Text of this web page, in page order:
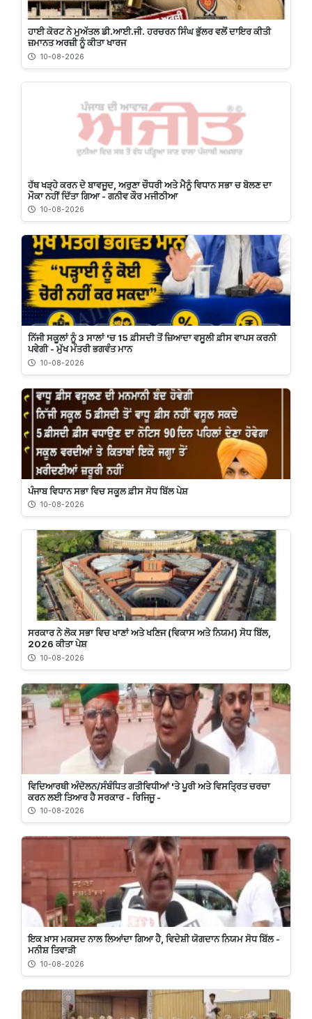
ਹਾਈ ਕੋਰਟ ਨੇ ਮੁਅੱਤਲ ਡੀ.ਆਈ.ਜੀ. ਹਰਚਰਨ ਸਿੰਘ ਭੁੱਲਰ ਵਲੋਂ ਦਾਇਰ ਕੀਤੀ
ਜ਼ਮਾਨਤ ਅਰਜ਼ੀ ਨੂੰ ਕੀਤਾ ਖਾਰਜ
10-08-2026
ਹੱਥ ਖੜ੍ਹੇ ਕਰਨ ਦੇ ਬਾਵਜੂਦ, ਅਰੁਣਾ ਚੌਧਰੀ ਅਤੇ ਮੈਨੂੰ ਵਿਧਾਨ ਸਭਾ ਚ ਬੋਲਣ ਦਾ
ਮੌਕਾ ਨਹੀਂ ਦਿੱਤਾ ਗਿਆ - ਗਨੀਵ ਕੌਰ ਮਜੀਠੀਆ
10-08-2026
ਨਿੱਜੀ ਸਕੂਲਾਂ ਨੂੰ 3 ਸਾਲਾਂ 'ਚ 15 ਫ਼ੀਸਦੀ ਤੋਂ ਜ਼ਿਆਦਾ ਵਸੂਲੀ ਫ਼ੀਸ ਵਾਪਸ ਕਰਨੀ
ਪਵੇਗੀ - ਮੁੱਖ ਮੰਤਰੀ ਭਗਵੰਤ ਮਾਨ
10-08-2026
ਪੰਜਾਬ ਵਿਧਾਨ ਸਭਾ ਵਿਚ ਸਕੂਲ ਫ਼ੀਸ ਸੋਧ ਬਿੱਲ ਪੇਸ਼
10-08-2026
ਸਰਕਾਰ ਨੇ ਲੋਕ ਸਭਾ ਵਿਚ ਖਾਣਾਂ ਅਤੇ ਖਣਿਜ (ਵਿਕਾਸ ਅਤੇ ਨਿਯਮ) ਸੋਧ ਬਿੱਲ,
2026 ਕੀਤਾ ਪੇਸ਼
10-08-2026
ਵਿਦਿਆਰਥੀ ਅੰਦੋਲਨ/ਸੰਬੰਧਿਤ ਗਤੀਵਿਧੀਆਂ 'ਤੇ ਪੂਰੀ ਅਤੇ ਵਿਸਤ੍ਰਿਤ ਚਰਚਾ
ਕਰਨ ਲਈ ਤਿਆਰ ਹੈ ਸਰਕਾਰ - ਰਿਜਿਜੂ -
10-08-2026
ਇਕ ਖ਼ਾਸ ਮਕਸਦ ਨਾਲ ਲਿਆਂਦਾ ਗਿਆ ਹੈ, ਵਿਦੇਸ਼ੀ ਯੋਗਦਾਨ ਨਿਯਮ ਸੋਧ ਬਿੱਲ -
ਮਨੀਸ਼ ਤਿਵਾੜੀ
10-08-2026